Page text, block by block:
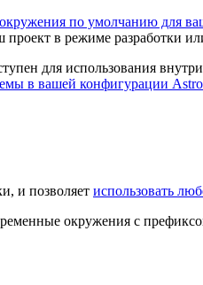
по умолчанию для
проект в режиме разработки
для использования
в вашей конфигурации
и позволяет использовать
окружения с